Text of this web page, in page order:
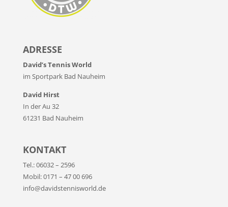
ADRESSE
David’s Tennis World
im Sportpark Bad Nauheim
David Hirst
In der Au 32
61231 Bad Nauheim
KONTAKT
Tel.: 06032 – 2596
Mobil: 0171 – 47 00 696
info@davidstennisworld.de